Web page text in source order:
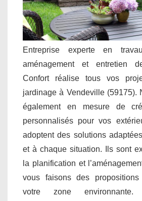
Entreprise experte en
aménagement et entretien
Confort réalise tous vos
jardinage à Vendeville (59175).
également en mesure de
personnalisés pour vos
adoptent des solutions
et à chaque situation. Ils sont
la planification et
vous faisons des
votre zone